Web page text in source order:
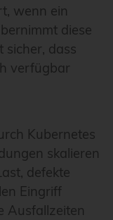
wenn ein
diese
dass
verfügbar
Kubernetes
skalieren
defekte
Eingriff
Ausfallzeiten